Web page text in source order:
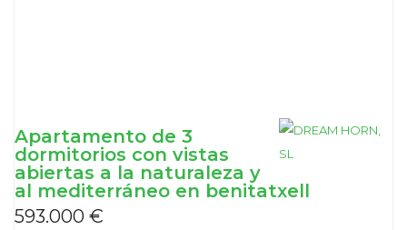
Apartamento de 3
dormitorios con vistas
abiertas a la naturaleza y
al mediterráneo en benitatxell
593.000 €